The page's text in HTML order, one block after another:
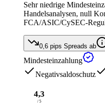
Sehr niedrige
Handelsanalysen, null
FCA/ASIC/CySEC-
0,6 pips Spreads ab
Mindesteinzahlung
Negativsaldoschutz
4,3
/ 5